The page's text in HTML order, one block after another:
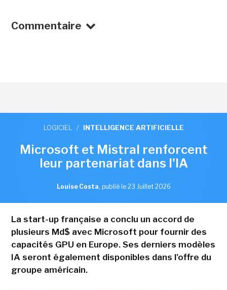
Commentaire
LOGICIEL / INTELLIGENCE ARTIFICIELLE
Microsoft et Mistral renforcent
leur partenariat dans l'IA
Louise Costa, publié le 23 Juillet 2026
La start-up française a conclu un accord de
plusieurs Md$ avec Microsoft pour fournir des
capacités GPU en Europe. Ses derniers modèles
IA seront également disponibles dans l'offre du
groupe américain.